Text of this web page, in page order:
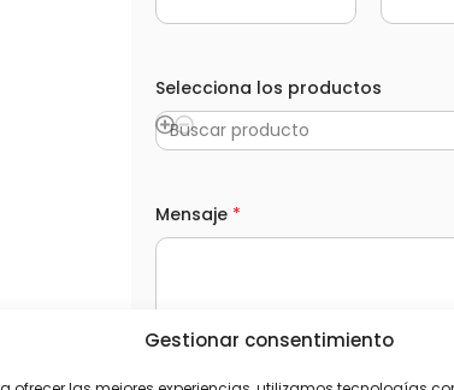
Gestionar consentimiento
Selecciona los productos
Buscar producto
T
e
n
C
Mensaje *